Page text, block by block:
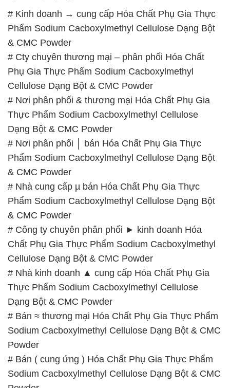
Phụ Gia Thực Phẩm Sodium Cacboxylmethyl
Cellulose Dạng Bột & CMC Powder
# Nơi phân phối & thương mại Hóa Chất Phụ Gia
Thực Phẩm Sodium Cacboxylmethyl Cellulose
Dạng Bột & CMC Powder
# Nơi phân phối │ bán Hóa Chất Phụ Gia Thực
Phẩm Sodium Cacboxylmethyl Cellulose Dạng Bột
& CMC Powder
# Nhà cung cấp µ bán Hóa Chất Phụ Gia Thực
Phẩm Sodium Cacboxylmethyl Cellulose Dạng Bột
& CMC Powder
# Công ty chuyên phân phối ► kinh doanh Hóa
Chất Phụ Gia Thực Phẩm Sodium Cacboxylmethyl
Cellulose Dạng Bột & CMC Powder
# Nhà kinh doanh ▲ cung cấp Hóa Chất Phụ Gia
Thực Phẩm Sodium Cacboxylmethyl Cellulose
Dạng Bột & CMC Powder
# Bán ≈ thương mại Hóa Chất Phụ Gia Thực Phẩm
Sodium Cacboxylmethyl Cellulose Dạng Bột & CMC
Powder
# Bán ( cung ứng ) Hóa Chất Phụ Gia Thực Phẩm
Sodium Cacboxylmethyl Cellulose Dạng Bột & CMC
Powder
# Công ty chuyên kinh doanh _ phân phối Hóa Chất
Phụ Gia Thực Phẩm Sodium Cacboxylmethyl
Cellulose Dạng Bột & CMC Powder
# Đơn vị phân phối ⌠ bán Hóa Chất Phụ Gia Thực